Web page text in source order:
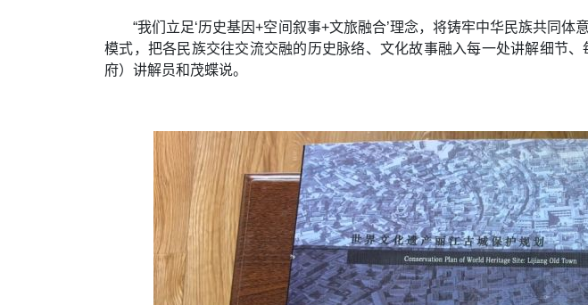
“我们立足‘历史基因+空间叙事+文旅融合’理念，将铸牢中华民族共同
模式，把各民族交往交流交融的历史脉络、文化故事融入每一处讲解细节
府）讲解员和茂蝶说。